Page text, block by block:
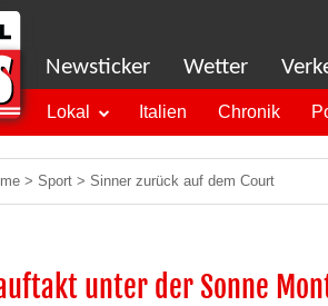
Newsticker Wetter
Lokal Italien Chronik
> Sport > Sinner zurück auf dem Court
unter der Sonne